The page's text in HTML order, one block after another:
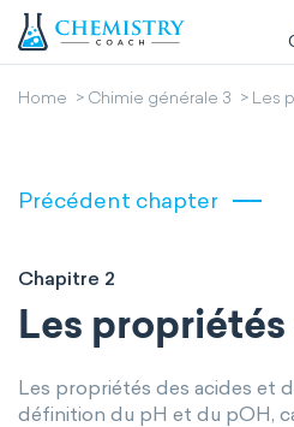
Home Chimie générale 3 Les
Précédent chapter
Chapitre 2
Les propriétés
Les propriétés des acides et
définition du pH et du pOH,